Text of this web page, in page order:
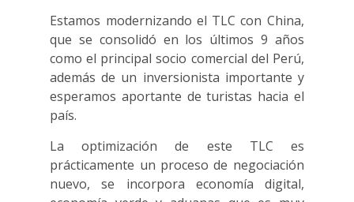
Estamos modernizando el TLC con China,
que se consolidó en los últimos 9 años
como el principal socio comercial del Perú,
además de un inversionista importante y
esperamos aportante de turistas hacia el
país.
La optimización de este TLC es
prácticamente un proceso de negociación
nuevo, se incorpora economía digital,